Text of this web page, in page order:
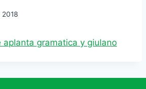
2018
gramatica y giulano